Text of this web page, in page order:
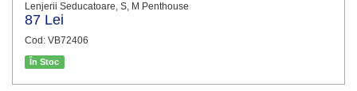
Lenjerii Seducatoare, S, M Penthouse
87 Lei
Cod: VB72406
În Stoc